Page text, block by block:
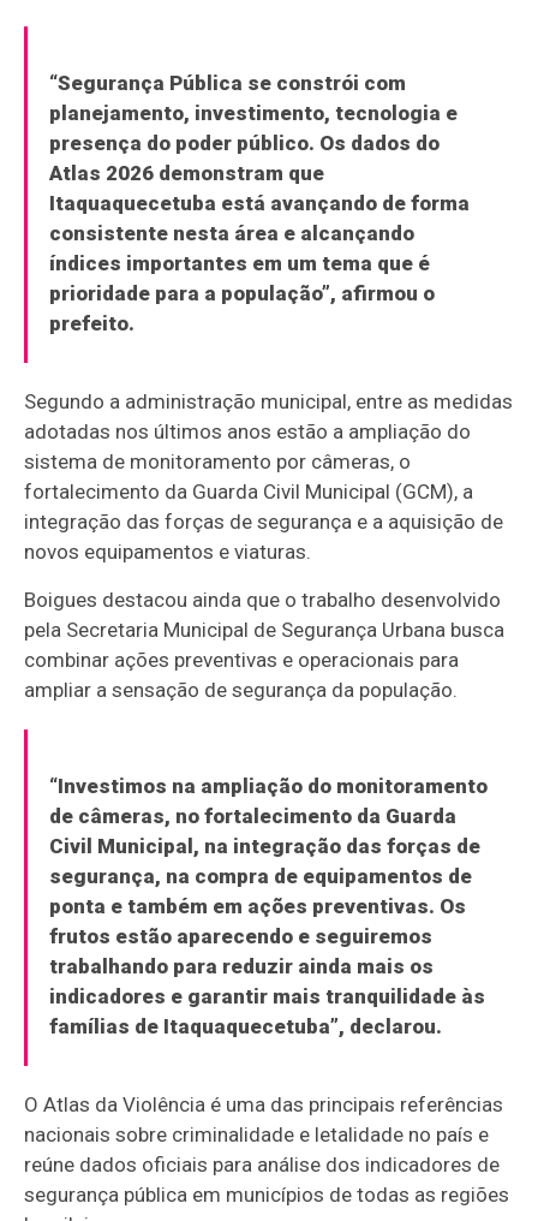
“Segurança Pública se constrói com
planejamento, investimento, tecnologia e
presença do poder público. Os dados do
Atlas 2026 demonstram que
Itaquaquecetuba está avançando de forma
consistente nesta área e alcançando
índices importantes em um tema que é
prioridade para a população”, afirmou o
prefeito.
Segundo a administração municipal, entre as medidas
adotadas nos últimos anos estão a ampliação do
sistema de monitoramento por câmeras, o
fortalecimento da Guarda Civil Municipal (GCM), a
integração das forças de segurança e a aquisição de
novos equipamentos e viaturas.
Boigues destacou ainda que o trabalho desenvolvido
pela Secretaria Municipal de Segurança Urbana busca
combinar ações preventivas e operacionais para
ampliar a sensação de segurança da população.
“Investimos na ampliação do monitoramento
de câmeras, no fortalecimento da Guarda
Civil Municipal, na integração das forças de
segurança, na compra de equipamentos de
ponta e também em ações preventivas. Os
frutos estão aparecendo e seguiremos
trabalhando para reduzir ainda mais os
indicadores e garantir mais tranquilidade às
famílias de Itaquaquecetuba”, declarou.
O Atlas da Violência é uma das principais referências
nacionais sobre criminalidade e letalidade no país e
reúne dados oficiais para análise dos indicadores de
segurança pública em municípios de todas as regiões